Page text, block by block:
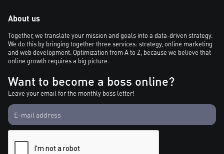
About us
Together, we translate your mission and goals into a data-driven strategy.
We do this by bringing together three services: strategy, online marketing
and web development. Optimization from A to Z, because we believe that
online growth requires a big picture.
Want to become a boss online?
Leave your email for the monthly boss letter!